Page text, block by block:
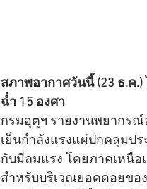
สภาพอากาศวันนี้ (23 ธ.ค
ฉ่ำ 15 องศา
กรมอุตุฯ รายงานพยากร
เย็นกำลังแรงแผ่ปกคลุมป
กับมีลมแรง โดยภาคเหนื
สำหรับบริเวณยอดดอยขอ